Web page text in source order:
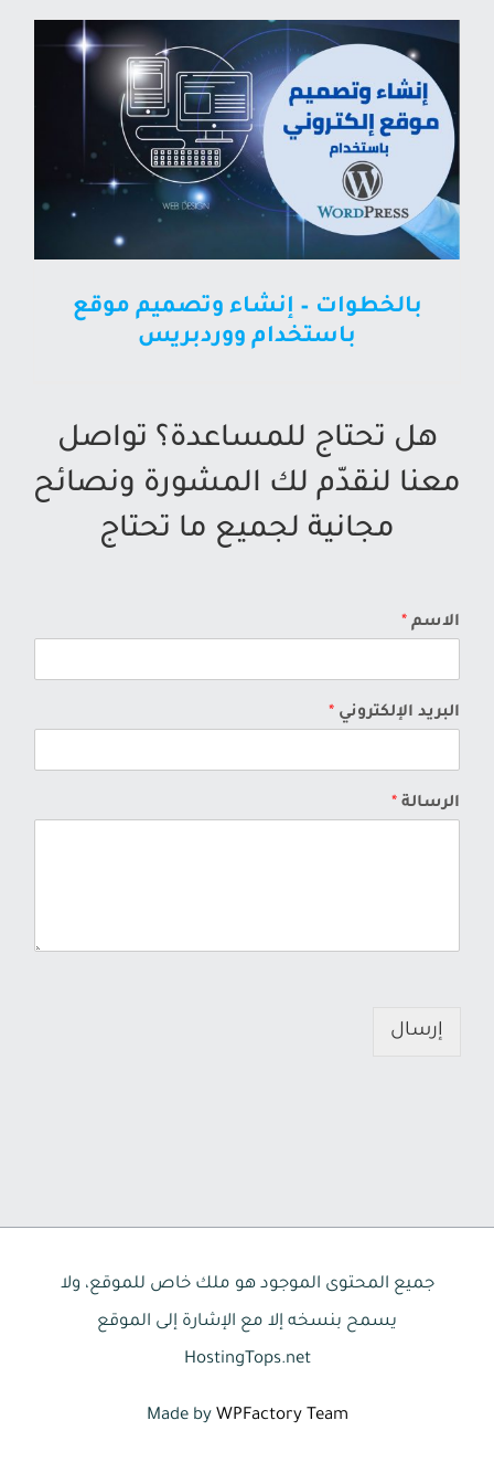
بالخطوات – إنشاء وتصميم موقع
باستخدام ووردبريس
هل تحتاج للمساعدة؟ تواصل
معنا لنقدّم لك المشورة ونصائح
مجانية لجميع ما تحتاج
الاسم *
البريد الإلكتروني *
الرسالة *
إرسال
جميع المحتوى الموجود هو ملك خاص للموقع، ولا
يسمح بنسخه إلا مع الإشارة إلى الموقع
HostingTops.net
Made by WPFactory Team